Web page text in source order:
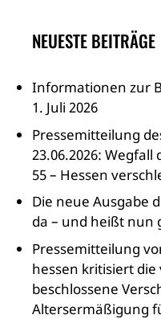
NEUESTE BEITRÄGE
Informationen zur
1. Juli 2026
Pressemitteilung
23.06.2026:
55 – Hessen
Die neue Ausgabe
da – und heißt nun
Pressemitteilung
hessen kritisiert die
beschlossene
Altersermäßigung